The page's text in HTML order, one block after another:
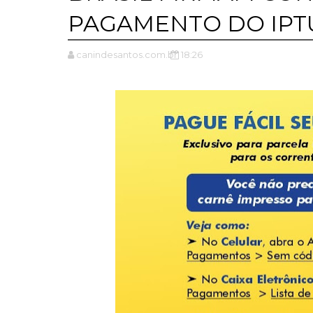
PAGAMENTO DO
canindesantos.com.br 18:26